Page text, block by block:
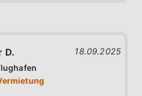
D.
18.09.2025